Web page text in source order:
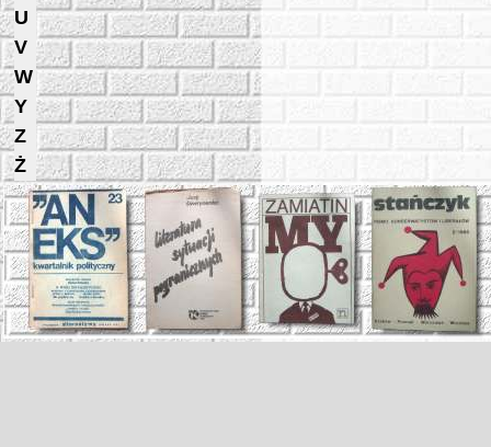
U
V
W
Y
Z
Ż